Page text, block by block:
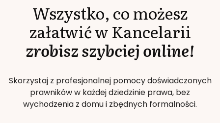
Wszystko, co możesz
załatwić w Kancelarii
zrobisz szybciej online!
Skorzystaj z profesjonalnej pomocy doświadczonych
prawników w każdej dziedzinie prawa, bez
wychodzenia z domu i zbędnych formalności.